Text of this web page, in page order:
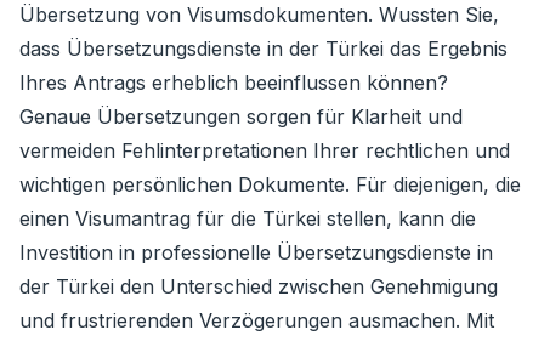
Übersetzung von Visumsdokumenten. Wussten Sie,
dass Übersetzungsdienste in der Türkei das Ergebnis
Ihres Antrags erheblich beeinflussen können?
Genaue Übersetzungen sorgen für Klarheit und
vermeiden Fehlinterpretationen Ihrer rechtlichen und
wichtigen persönlichen Dokumente. Für diejenigen, die
einen Visumantrag für die Türkei stellen, kann die
Investition in professionelle Übersetzungsdienste in
der Türkei den Unterschied zwischen Genehmigung
und frustrierenden Verzögerungen ausmachen. Mit